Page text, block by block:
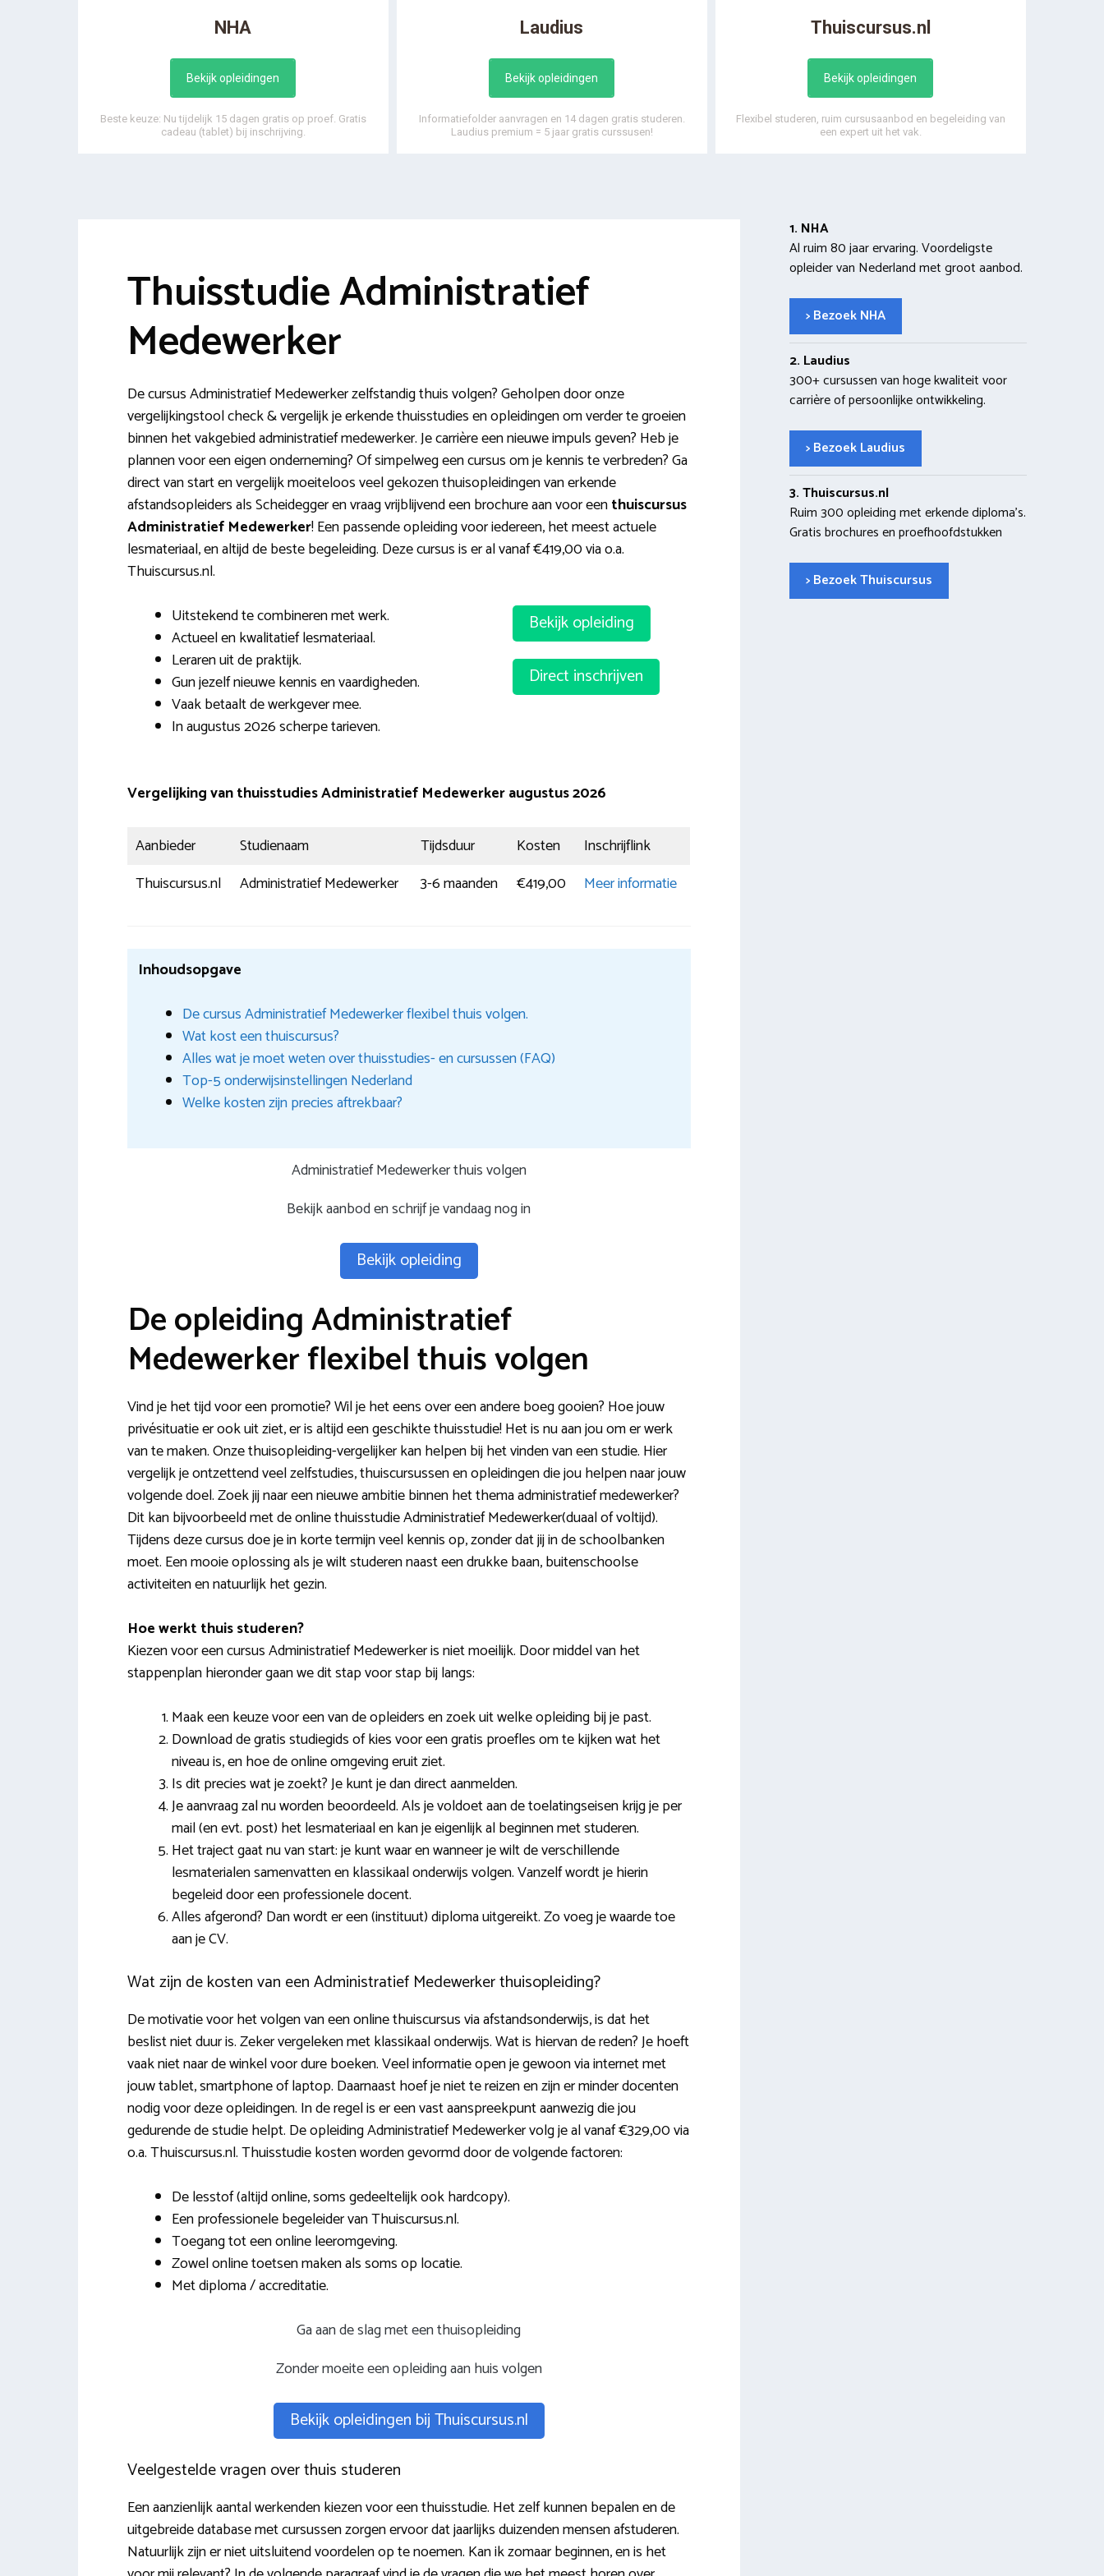
NHA
Bekijk opleidingen
Beste keuze: Nu tijdelijk 15 dagen gratis op proef. Gratis
cadeau (tablet) bij inschrijving.
Laudius
Bekijk opleidingen
Informatiefolder aanvragen en 14 dagen gratis studeren.
Laudius premium = 5 jaar gratis curssusen!
Thuiscursus.nl
Bekijk opleidingen
Flexibel studeren, ruim cursusaanbod en begeleiding van
een expert uit het vak.
Thuisstudie Administratief
Medewerker
De cursus Administratief Medewerker zelfstandig thuis volgen? Geholpen door onze
vergelijkingstool check & vergelijk je erkende thuisstudies en opleidingen om verder te groeien
binnen het vakgebied administratief medewerker. Je carrière een nieuwe impuls geven? Heb je
plannen voor een eigen onderneming? Of simpelweg een cursus om je kennis te verbreden? Ga
direct van start en vergelijk moeiteloos veel gekozen thuisopleidingen van erkende
afstandsopleiders als Scheidegger en vraag vrijblijvend een brochure aan voor eenthuiscursus
Administratief Medewerker! Een passende opleiding voor iedereen, het meest actuele
lesmateriaal, en altijd de beste begeleiding. Deze cursus is er al vanaf €419,00 via o.a.
Thuiscursus.nl.
Uitstekend te combineren met werk.
Actueel en kwalitatief lesmateriaal.
Leraren uit de praktijk.
Gun jezelf nieuwe kennis en vaardigheden.
Vaak betaalt de werkgever mee.
In augustus 2026 scherpe tarieven.
Bekijk opleiding
Direct inschrijven
Vergelijking van thuisstudies Administratief Medewerker augustus 2026
Aanbieder Studienaam Tijdsduur Kosten
Inschrijflink
Thuiscursus.nl
Administratief Medewerker 3-6 maanden €419,00 Meer informatie
Inhoudsopgave
De cursus Administratief Medewerker flexibel thuis volgen.
Wat kost een thuiscursus?
Alles wat je moet weten over thuisstudies- en cursussen (FAQ)
Top-5 onderwijsinstellingen Nederland
Welke kosten zijn precies aftrekbaar?
Administratief Medewerker thuis volgen
Bekijk aanbod en schrijf je vandaag nog in
Bekijk opleiding
De opleiding Administratief
Medewerker flexibel thuis volgen
Vind je het tijd voor een promotie? Wil je het eens over een andere boeg gooien? Hoe jouw
privésituatie er ook uit ziet, er is altijd een geschikte thuisstudie! Het is nu aan jou om er werk
van te maken. Onze thuisopleiding-vergelijker kan helpen bij het vinden van een studie. Hier
vergelijk je ontzettend veel zelfstudies, thuiscursussen en opleidingen die jou helpen naar jouw
volgende doel. Zoek jij naar een nieuwe ambitie binnen het thema administratief medewerker?
Dit kan bijvoorbeeld met de online thuisstudie Administratief Medewerker(duaal of voltijd).
Tijdens deze cursus doe je in korte termijn veel kennis op, zonder dat jij in de schoolbanken
moet. Een mooie oplossing als je wilt studeren naast een drukke baan, buitenschoolse
activiteiten en natuurlijk het gezin.
Hoe werkt thuis studeren?
Kiezen voor een cursus Administratief Medewerker is niet moeilijk. Door middel van het
stappenplan hieronder gaan we dit stap voor stap bij langs:
Maak een keuze voor een van de opleiders en zoek uit welke opleiding bij je past.
Download de gratis studiegids of kies voor een gratis proefles om te kijken wat het
niveau is, en hoe de online omgeving eruit ziet.
Is dit precies wat je zoekt? Je kunt je dan direct aanmelden.
Je aanvraag zal nu worden beoordeeld. Als je voldoet aan de toelatingseisen krijg je per
mail (en evt. post) het lesmateriaal en kan je eigenlijk al beginnen met studeren.
Het traject gaat nu van start: je kunt waar en wanneer je wilt de verschillende
lesmaterialen samenvatten en klassikaal onderwijs volgen. Vanzelf wordt je hierin
begeleid door een professionele docent.
Alles afgerond? Dan wordt er een (instituut) diploma uitgereikt. Zo voeg je waarde toe
aan je CV.
Wat zijn de kosten van een Administratief Medewerker thuisopleiding?
De motivatie voor het volgen van een online thuiscursus via afstandsonderwijs, is dat het
beslist niet duur is. Zeker vergeleken met klassikaal onderwijs. Wat is hiervan de reden? Je hoeft
vaak niet naar de winkel voor dure boeken. Veel informatie open je gewoon via internet met
jouw tablet, smartphone of laptop. Daarnaast hoef je niet te reizen en zijn er minder docenten
nodig voor deze opleidingen. In de regel is er een vast aanspreekpunt aanwezig die jou
gedurende de studie helpt. De opleiding Administratief Medewerker volg je al vanaf €329,00 via
o.a. Thuiscursus.nl. Thuisstudie kosten worden gevormd door de volgende factoren:
De lesstof (altijd online, soms gedeeltelijk ook hardcopy).
Een professionele begeleider van Thuiscursus.nl.
Toegang tot een online leeromgeving.
Zowel online toetsen maken als soms op locatie.
Met diploma / accreditatie.
Ga aan de slag met een thuisopleiding
Zonder moeite een opleiding aan huis volgen
Bekijk opleidingen bij Thuiscursus.nl
Veelgestelde vragen over thuis studeren
Een aanzienlijk aantal werkenden kiezen voor een thuisstudie. Het zelf kunnen bepalen en de
uitgebreide database met cursussen zorgen ervoor dat jaarlijks duizenden mensen afstuderen.
Natuurlijk zijn er niet uitsluitend voordelen op te noemen. Kan ik zomaar beginnen, en is het
1. NHA
Al ruim 80 jaar ervaring. Voordeligste
opleider van Nederland met groot aanbod.
> Bezoek NHA
2. Laudius
300+ cursussen van hoge kwaliteit voor
carrière of persoonlijke ontwikkeling.
> Bezoek Laudius
3. Thuiscursus.nl
Ruim 300 opleiding met erkende diploma’s.
Gratis brochures en proefhoofdstukken
> Bezoek Thuiscursus